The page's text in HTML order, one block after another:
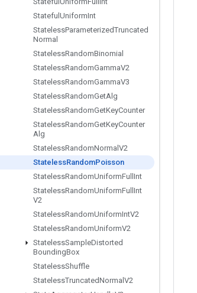
Stateful UniformInt
StatelessParameterizedTruncated
Normal
StatelessRandomBinomial
StatelessRandomGammaV2
StatelessRandomGammaV3
StatelessRandomGetAlg
StatelessRandomGetKeyCounter
StatelessRandomGetKeyCounter
Alg
StatelessRandomNormal V2
StatelessRandomPoisson
StatelessRandomUniformFull Int
StatelessRandomUniformFull Int
V2
StatelessRandomUniformIntV2
StatelessRandomUniformV2
StatelessSampleDistorted
BoundingBox
StatelessShuffle
StatelessTruncatedNormal V2